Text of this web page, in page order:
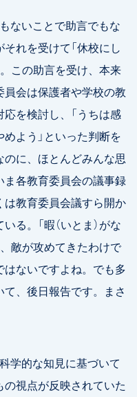
ないことで助言でもな
れを受けて「休校にし
この助言を受け、本来
会は保護者や学校の教
を検討し、「うちは感
めよう」といった判断を
に、ほとんどみんな思
各教育委員会の議事録
教育委員会議すら開か
る。「暇（いとま）がな
敵が攻めてきたわけで
ないですよね。でも多
、後日報告です。まさ
学的な知見に基づいて
視点が反映されていた